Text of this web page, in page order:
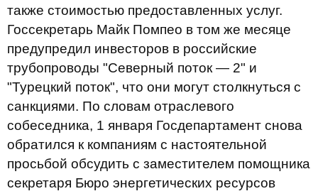
также стоимостью предоставленных услуг.
Госсекретарь Майк Помпео в том же месяце
предупредил инвесторов в российские
трубопроводы "Северный поток — 2" и
"Турецкий поток", что они могут столкнуться с
санкциями. По словам отраслевого
собеседника, 1 января Госдепартамент снова
обратился к компаниям с настоятельной
просьбой обсудить с заместителем помощника
секретаря Бюро энергетических ресурсов